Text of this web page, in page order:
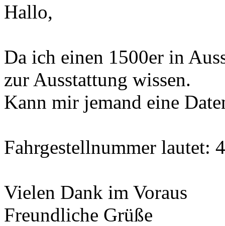
Hallo,
Da ich einen 1500er in
zur Ausstattung wissen.
Kann mir jemand eine
Fahrgestellnummer lautet:
Vielen Dank im Voraus
Freundliche Grüße